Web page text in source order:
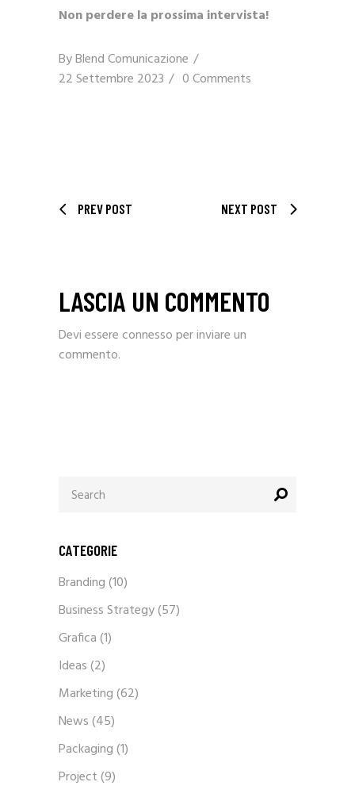
Non perdere la prossima intervista!
ByBlend Comunicazione
22 Settembre 2023
0 Comments
PREV POST NEXT POST
LASCIA UN COMMENTO
Devi essere connessoper inviare un
commento.
for:
CATEGORIE
Branding(10)
Business Strategy(57)
Grafica(1)
Ideas(2)
Marketing(62)
News(45)
Packaging(1)
Project(9)